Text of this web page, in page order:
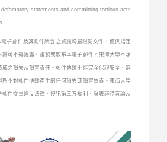
statements and committing tortious acts
電子郵件及其附件所含之資訊均屬限閱文件，僅供指定
許可不得揭露、複製或散布本電子郵件。東海大學不承
之損失及損害責任。郵件傳輸不能完全保證安全、無
不對郵件傳輸產生的任何損失或損害負責。東海大學
郵件從事違反法律、侵犯第三方權利、發表誹謗言論及